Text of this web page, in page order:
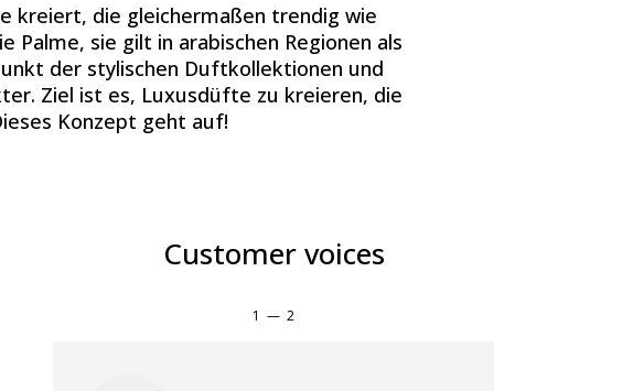
kreiert, die gleichermaßen trendig wie
sie gilt in arabischen Regionen als
der stylischen Duftkollektionen und
Ziel ist es, Luxusdüfte zu kreieren, die
Konzept geht auf!
Customer voices
1 — 2